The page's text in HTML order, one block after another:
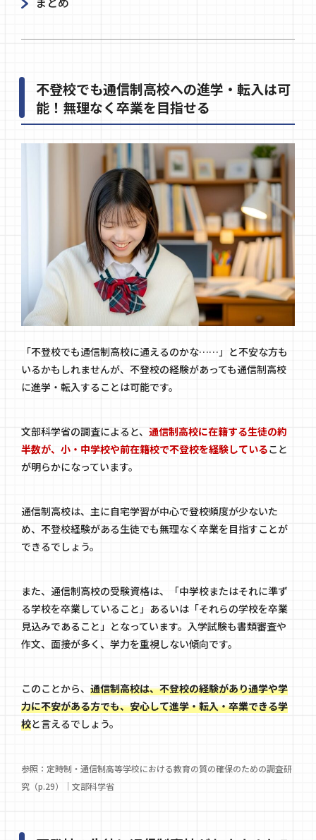
不登校でも通信制高校への進学・転入は可
能！無理なく卒業を目指せる
「不登校でも通信制高校に通えるのかな……」と不安な方も
いるかもしれませんが、不登校の経験があっても通信制高校
に進学・転入することは可能です。
文部科学省の調査によると、 通信制高校に在籍する生徒の約
半数が、小・中学校や前在籍校で不登校を経験していること
が明らかになっています。
通信制高校は、主に自宅学習が中心で登校頻度が少ないた
め、不登校経験がある生徒でも無理なく卒業を目指すことが
できるでしょう。
また、通信制高校の受験資格は、「中学校またはそれに準ず
る学校を卒業していること」あるいは「それらの学校を卒業
見込みであること」となっています。入学試験も書類審査や
作文、面接が多く、学力を重視しない傾向です。
このことから、 通信制高校は、不登校の経験があり通学や学
力に不安がある方でも、安心して進学・転入・卒業できる学
校と言えるでしょう。
参照： 定時制・通信制高等学校における教育の質の確保のための調査研
究（p.29）｜文部科学省